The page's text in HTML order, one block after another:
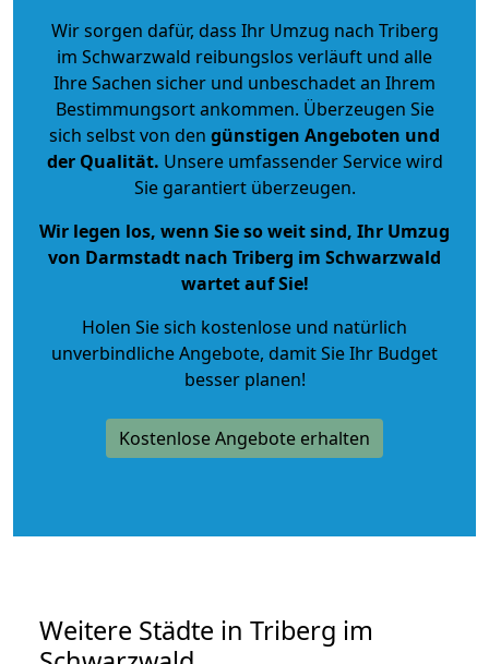
Wir sorgen dafür, dass Ihr Umzug nach Triberg
im Schwarzwald reibungslos verläuft und alle
Ihre Sachen sicher und unbeschadet an Ihrem
Bestimmungsort ankommen. Überzeugen Sie
sich selbst von den günstigen Angeboten und
der Qualität. Unsere umfassender Service wird
Sie garantiert überzeugen.
Wir legen los, wenn Sie so weit sind, Ihr Umzug
von Darmstadt nach Triberg im Schwarzwald
wartet auf Sie!
Holen Sie sich kostenlose und natürlich
unverbindliche Angebote, damit Sie Ihr Budget
besser planen!
Kostenlose Angebote erhalten
Weitere Städte in Triberg im